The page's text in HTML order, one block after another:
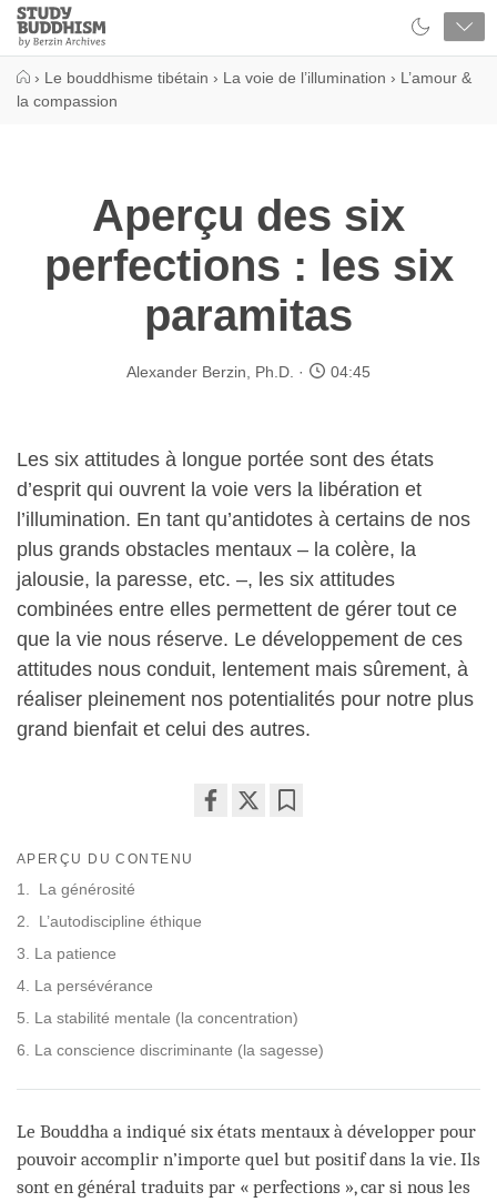
Close
Study
Buddhism
› Le bouddhisme tibétain › La voie de l’illumination › L’amour &
la compassion
Aperçu des six
perfections : les six
paramitas
Alexander Berzin, Ph.D. 04:45
Les six attitudes à longue portée sont des états
d’esprit qui ouvrent la voie vers la libération et
l’illumination. En tant qu’antidotes à certains de nos
plus grands obstacles mentaux – la colère, la
jalousie, la paresse, etc. –, les six attitudes
combinées entre elles permettent de gérer tout ce
que la vie nous réserve. Le développement de ces
attitudes nous conduit, lentement mais sûrement, à
réaliser pleinement nos potentialités pour notre plus
grand bienfait et celui des autres.
APERÇU DU CONTENU
1. La générosité
2. L’autodiscipline éthique
3. La patience
4. La persévérance
5. La stabilité mentale (la concentration)
6. La conscience discriminante (la sagesse)
Le Bouddha a indiqué six états mentaux à développer pour
pouvoir accomplir n’importe quel but positif dans la vie. Ils
sont en général traduits par « perfections », car si nous les